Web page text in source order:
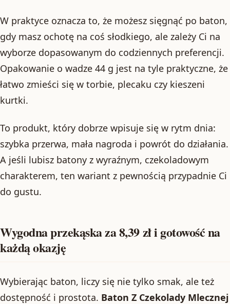
W praktyce oznacza to, że możesz sięgnąć po baton,
gdy masz ochotę na coś słodkiego, ale zależy Ci na
wyborze dopasowanym do codziennych preferencji.
Opakowanie o wadze 44 g jest na tyle praktyczne, że
łatwo zmieści się w torbie, plecaku czy kieszeni
kurtki.
To produkt, który dobrze wpisuje się w rytm dnia:
szybka przerwa, mała nagroda i powrót do działania.
A jeśli lubisz batony z wyraźnym, czekoladowym
charakterem, ten wariant z pewnością przypadnie Ci
do gustu.
Wygodna przekąska za 8,39 zł i gotowość na
każdą okazję
Wybierając baton, liczy się nie tylko smak, ale też
dostępność i prostota. Baton Z Czekolady Mlecznej